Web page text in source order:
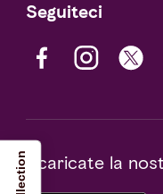
Seguiteci
Scaricate la